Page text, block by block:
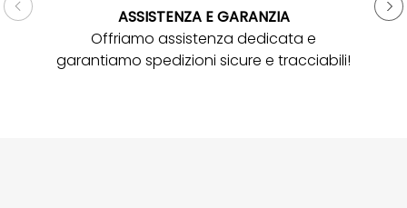
ASSISTENZA E GARANZIA
Offriamo assistenza dedicata e
garantiamo spedizioni sicure e tracciabili!